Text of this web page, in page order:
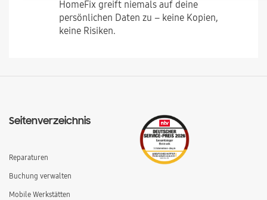
HomeFix greift niemals auf deine
persönlichen Daten zu – keine Kopien,
keine Risiken.
Seitenverzeichnis
Reparaturen
Buchung verwalten
Mobile Werkstätten